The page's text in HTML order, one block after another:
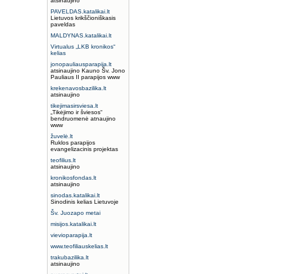
PAVELDAS.katalikai.lt
Lietuvos krikščioniškasis
paveldas
MALDYNAS.katalikai.lt
Virtualus „LKB kronikos“
kelias
jonopauliausparapija.lt
atsinaujino Kauno Šv. Jono
Pauliaus II parapijos www
krekenavosbazilika.lt
atsinaujino
tikejimasirsviesa.lt
„Tikėjimo ir šviesos“
bendruomenė atnaujino
www
žuvelė.lt
Ruklos parapijos
evangelizacinis projektas
teofilius.lt
atsinaujino
kronikosfondas.lt
atsinaujino
sinodas.katalikai.lt
Sinodinis kelias Lietuvoje
Šv. Juozapo metai
misijos.katalikai.lt
vievioparapija.lt
www.teofiliauskelias.lt
trakubazilika.lt
atsinaujino